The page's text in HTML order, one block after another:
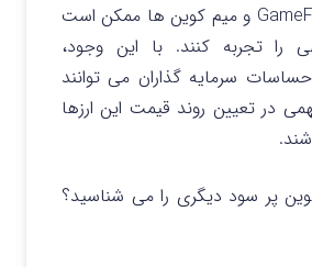
تحت تاثیر روند GameFi و میم‌ کوین‌ ها ممکن است
را تجربه کنند.با این وجود،
سرمایه‌ گذاران می توانند
در تعیین روند قیمت این ارزها
پر سود دیگری را می شناسید؟